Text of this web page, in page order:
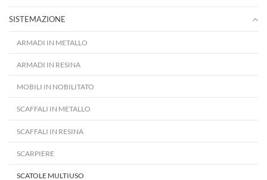
SISTEMAZIONE
ARMADI IN METALLO
ARMADI IN RESINA
MOBILI IN NOBILITATO
SCAFFALI IN METALLO
SCAFFALI IN RESINA
SCARPIERE
SCATOLE MULTIUSO